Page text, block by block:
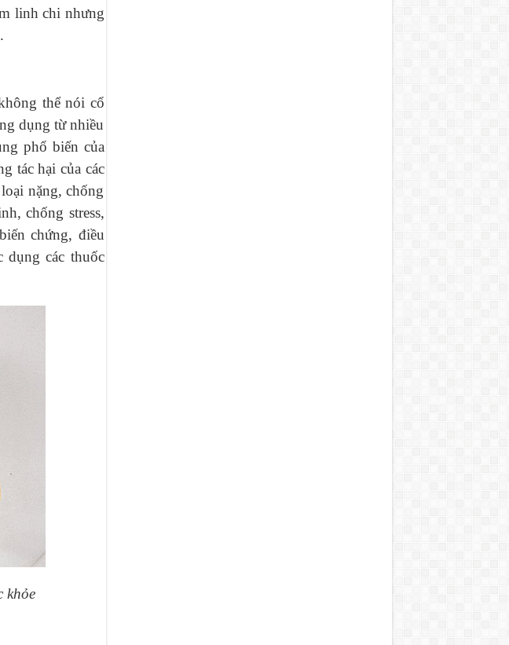
linh chi nhưng
thể nói cổ
dụng từ nhiều
phổ biến của
tác hại của các
nặng, chống
chống stress,
chứng, điều
dụng các thuốc
khỏe